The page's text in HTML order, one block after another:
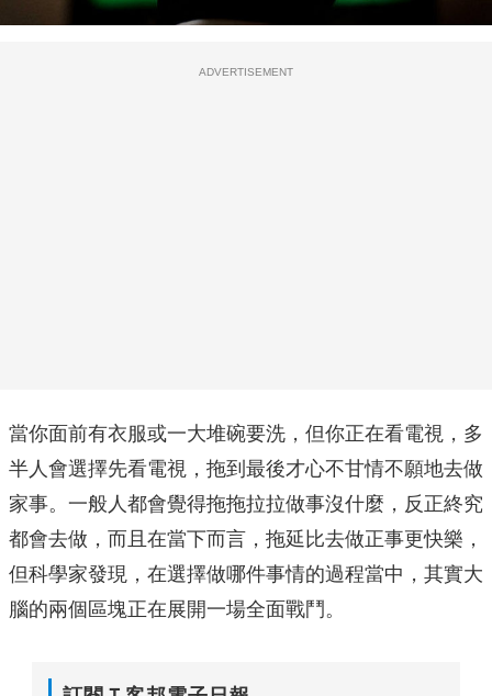
ADVERTISEMENT
當你面前有衣服或一大堆碗要洗，但你正在看電視，多
半人會選擇先看電視，拖到最後才心不甘情不願地去做
家事。一般人都會覺得拖拖拉拉做事沒什麼，反正終究
都會去做，而且在當下而言，拖延比去做正事更快樂，
但科學家發現，在選擇做哪件事情的過程當中，其實大
腦的兩個區塊正在展開一場全面戰鬥。